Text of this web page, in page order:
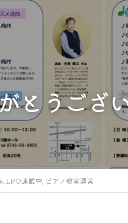
とうござ
, LPO連載中, ピアノ教室運営